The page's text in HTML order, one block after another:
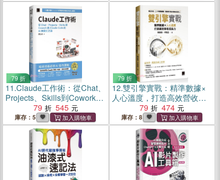
79 折
11.Claude工作術：從Chat、
Projects、Skills到Cowork與
Claude Code的AI自動化之
路（iThome鐵人賽系列書）
79 545
庫存：5
79 折
12.雙引擎實戰：精準數據×
人心溫度，打造高效營收成
79 474
庫存：8